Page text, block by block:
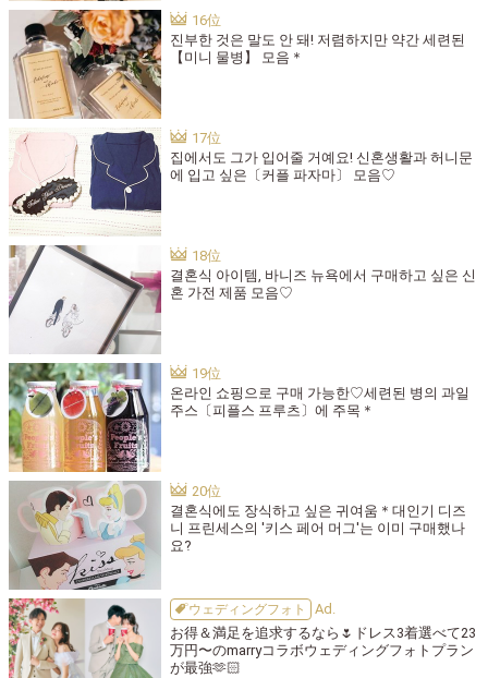
진부한 것은 말도 안 돼! 저렴하지만 약간 세련된
【미니 물병】 모음＊
집에서도 그가 입어줄 거예요! 신혼생활과 허니문
에 입고 싶은〔커플 파자마〕 모음♡
결혼식 아이템, 바니즈 뉴욕에서 구매하고 싶은 신
혼 가전 제품 모음♡
온라인 쇼핑으로 구매 가능한♡세련된 병의 과일
주스〔피플스 프루츠〕에 주목＊
결혼식에도 장식하고 싶은 귀여움＊대인기 디즈
니 프린세스의 '키스 페어 머그'는 이미 구매했나
요?
ウェディングフォト
お得＆満足を追求するなら🌷ドレス3着選べて23
万円〜のmarryコラボウェディングフォトプラン
が最強🫶🏻